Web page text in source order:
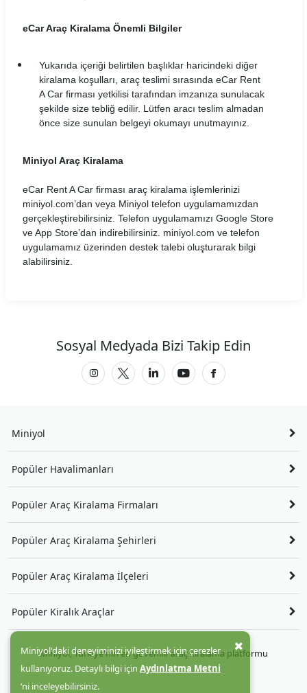
eCar Araç Kiralama Önemli Bilgiler
Yukarıda içeriği belirtilen başlıklar haricindeki diğer
kiralama koşulları, araç teslimi sırasında eCar Rent
A Car firması yetkilisi tarafından imzanıza sunulacak
şekilde size tebliğ edilir. Lütfen aracı teslim almadan
önce size sunulan belgeyi okumayı unutmayınız.
Miniyol Araç Kiralama
eCar Rent A Car firması araç kiralama işlemlerinizi
miniyol.com’dan veya Miniyol telefon uygulamamızdan
gerçekleştirebilirsiniz. Telefon uygulamamızı Google Store
ve App Store’dan indirebilirsiniz. miniyol.com ve telefon
uygulamamız üzerinden destek talebi oluşturarak bilgi
alabilirsiniz.
Sosyal Medyada Bizi Takip Edin
Miniyol
Popüler Havalimanları
Popüler Araç Kiralama Firmaları
Popüler Araç Kiralama Şehirleri
Popüler Araç Kiralama İlçeleri
Popüler Kiralık Araçlar
Miniyol, Türkiye'nin en güvenilir araç kiralama platformu
Miniyol'daki deneyiminizi iyileştirmek için çerezler
kullanıyoruz. Detaylı bilgi için Aydınlatma Metni
’ni inceleyebilirsiniz.